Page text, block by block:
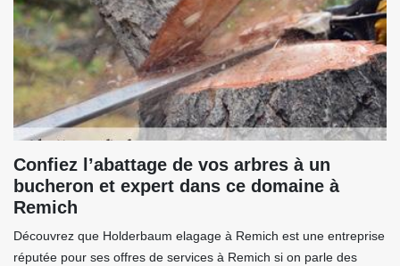
Confiez l’abattage de vos arbres à un
bucheron et expert dans ce domaine à
Remich
Découvrez que Holderbaum elagage à Remich est une entreprise
réputée pour ses offres de services à Remich si on parle des